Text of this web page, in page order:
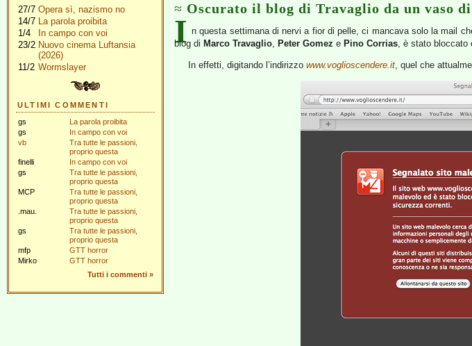
27/7 Opera sì, nazismo no
14/7 La parola proibita
1/4
In campo con voi
23/2 Nuovo cinema Luftansia
(2026)
11/2 Wormslayer
ULTIMI COMMENTI
gs
La parola proibita
gs
In campo con voi
vb
Tra tutte le passioni,
proprio questa
finelli
In campo con voi
gs
Tra tutte le passioni,
proprio questa
MCP
Tra tutte le passioni,
proprio questa
.mau.
Tra tutte le passioni,
proprio questa
gs
Tra tutte le passioni,
proprio questa
mfp
GTT horror
Mirko
GTT horror
Tutti i commenti »
Oscurato il blog di Travaglio da un vaso
I n questa settimana di nervi a fior di pelle, ci mancava solo la mail
blog di Marco Travaglio, Peter Gomez e Pino Corrias, è stato bloccato
In effetti, digitando l’indirizzo www.voglioscendere.it, quel che